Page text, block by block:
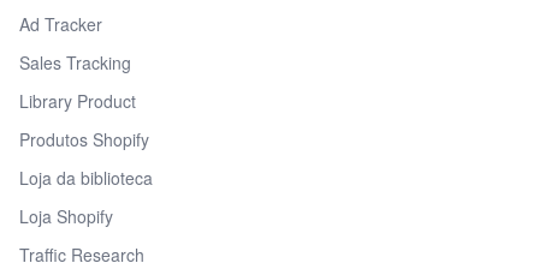
Ad Tracker
Sales Tracking
Library Product
Produtos Shopify
Loja da biblioteca
Loja Shopify
Traffic Research